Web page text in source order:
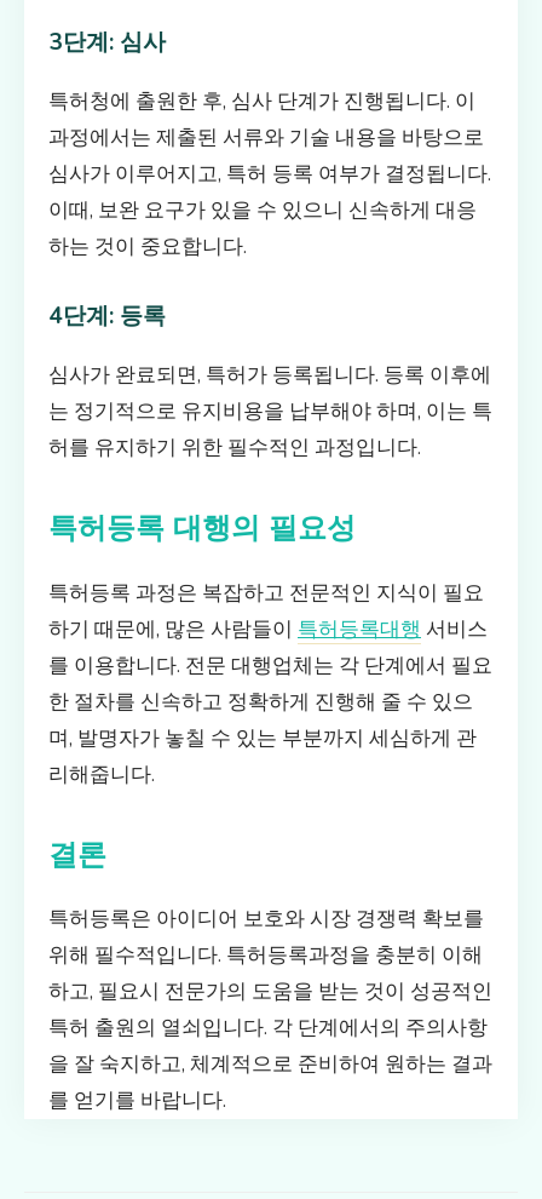
3단계: 심사
특허청에 출원한 후, 심사 단계가 진행됩니다. 이
과정에서는 제출된 서류와 기술 내용을 바탕으로
심사가 이루어지고, 특허 등록 여부가 결정됩니다.
이때, 보완 요구가 있을 수 있으니 신속하게 대응
하는 것이 중요합니다.
4단계: 등록
심사가 완료되면, 특허가 등록됩니다. 등록 이후에
는 정기적으로 유지비용을 납부해야 하며, 이는 특
허를 유지하기 위한 필수적인 과정입니다.
특허등록 대행의 필요성
특허등록 과정은 복잡하고 전문적인 지식이 필요
하기 때문에, 많은 사람들이 특허등록대행 서비스
를 이용합니다. 전문 대행업체는 각 단계에서 필요
한 절차를 신속하고 정확하게 진행해 줄 수 있으
며, 발명자가 놓칠 수 있는 부분까지 세심하게 관
리해줍니다.
결론
특허등록은 아이디어 보호와 시장 경쟁력 확보를
위해 필수적입니다. 특허등록과정을 충분히 이해
하고, 필요시 전문가의 도움을 받는 것이 성공적인
특허 출원의 열쇠입니다. 각 단계에서의 주의사항
을 잘 숙지하고, 체계적으로 준비하여 원하는 결과
를 얻기를 바랍니다.